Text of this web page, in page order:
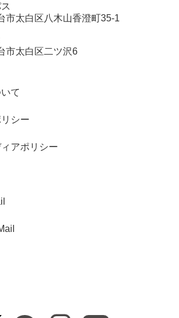
市太白区八木山香澄町35-1
市太白区二ツ沢6
て
シー
アポリシー